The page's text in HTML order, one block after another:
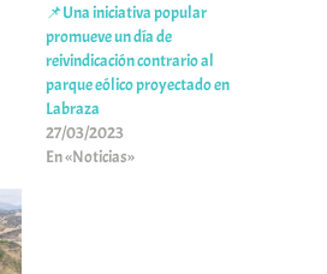
📌Una iniciativa popular
promueve un día de
reivindicación contrario al
parque eólico proyectado en
Labraza
27/03/2023
En «Noticias»